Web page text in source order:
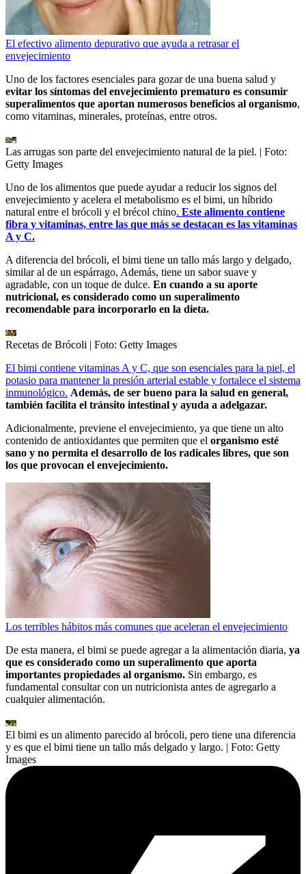
El efectivo alimento depurativo que ayuda a retrasar el
envejecimiento
Uno de los factores esenciales para gozar de una buena salud y
evitar los síntomas del envejecimiento prematuro es consumir
superalimentos que aportan numerosos beneficios al organismo,
como vitaminas, minerales, proteínas, entre otros.
Las arrugas son parte del envejecimiento natural de la piel. | Foto:
Getty Images
Uno de los alimentos que puede ayudar a reducir los signos del
envejecimiento y acelera el metabolismo es el bimi, un híbrido
natural entre el brócoli y el brécol chino. Este alimento contiene
fibra y vitaminas, entre las que más se destacan es las vitaminas
A y C.
A diferencia del brócoli, el bimi tiene un tallo más largo y delgado,
similar al de un espárrago, Además, tiene un sabor suave y
agradable, con un toque de dulce. En cuando a su aporte
nutricional, es considerado como un superalimento
recomendable para incorporarlo en la dieta.
Recetas de Brócoli | Foto: Getty Images
El bimi contiene vitaminas A y C, que son esenciales para la piel, el
potasio para mantener la presión arterial estable y fortalece el sistema
inmunológico. Además, de ser bueno para la salud en general,
también facilita el tránsito intestinal y ayuda a adelgazar.
Adicionalmente, previene el envejecimiento, ya que tiene un alto
contenido de antioxidantes que permiten que el organismo esté
sano y no permita el desarrollo de los radicales libres, que son
los que provocan el envejecimiento.
Los terribles hábitos más comunes que aceleran el envejecimiento
De esta manera, el bimi se puede agregar a la alimentación diaria, ya
que es considerado como un superalimento que aporta
importantes propiedades al organismo. Sin embargo, es
fundamental consultar con un nutricionista antes de agregarlo a
cualquier alimentación.
El bimi es un alimento parecido al brócoli, pero tiene una diferencia
y es que el bimi tiene un tallo más delgado y largo. | Foto: Getty
Images